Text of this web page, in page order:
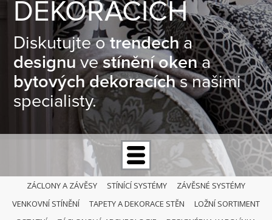
DEKORACÍCH
Diskutujte otrendecha
designuvestínění okena
bytových dekoracíchs našimi
specialisty.
ZÁCLONY A ZÁVĚSY STÍNÍCÍ SYSTÉMY
ZÁVĚSNÉ SYSTÉMY
VENKOVNÍ STÍNĚNÍ
TAPETY A DEKORACE STĚN
LOŽNÍ SORTIMENT